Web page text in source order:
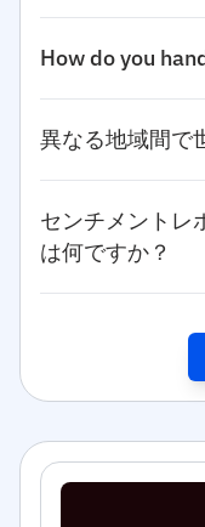
How do you
異なる地域間で
センチメントレ
は何ですか？